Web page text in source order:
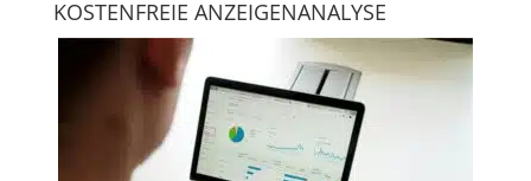
KOSTENFREIE ANZEIGENANALYSE